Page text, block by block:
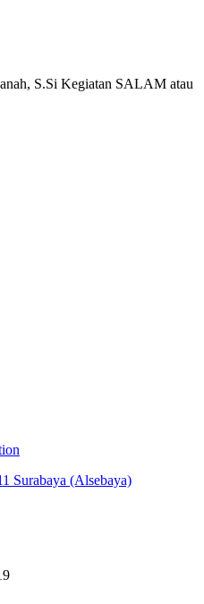
S.Si Kegiatan SALAM atau
Surabaya (Alsebaya)